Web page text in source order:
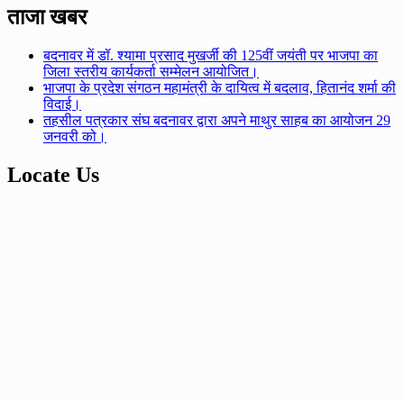
ताजा खबर
बदनावर में डॉ. श्यामा प्रसाद मुखर्जी की 125वीं जयंती पर भाजपा का
जिला स्तरीय कार्यकर्ता सम्मेलन आयोजित।
भाजपा के प्रदेश संगठन महामंत्री के दायित्व में बदलाव, हितानंद शर्मा की
विदाई।
तहसील पत्रकार संघ बदनावर द्वारा अपने माथुर साहब का आयोजन 29
जनवरी को।
Locate Us